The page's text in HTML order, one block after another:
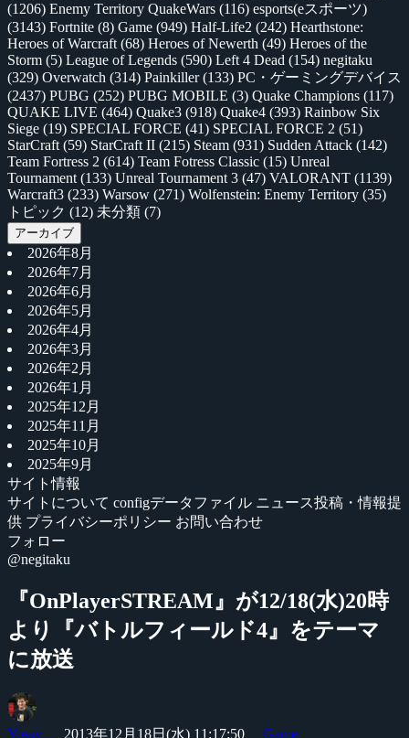
(1206) Enemy Territory QuakeWars (116) esports(eスポーツ)
(3143) Fortnite (8) Game (949) Half-Life2 (242) Hearthstone:
Heroes of Warcraft (68) Heroes of Newerth (49) Heroes of the
Storm (5) League of Legends (590) Left 4 Dead (154) negitaku
(329) Overwatch (314) Painkiller(133) PC・ゲーミングデバイス
(2437) PUBG (252) PUBG MOBILE (3) Quake Champions (117)
QUAKE LIVE (464) Quake3 (918) Quake4 (393) Rainbow Six
Siege (19) SPECIAL FORCE (41) SPECIAL FORCE 2 (51)
StarCraft (59) StarCraft II (215) Steam (931) Sudden Attack (142)
Team Fortress 2 (614) Team Fotress Classic (15) Unreal
Tournament (133) Unreal Tournament 3 (47) VALORANT (1139)
Warcraft3 (233) Warsow (271) Wolfenstein: Enemy Territory (35)
トピック (12) 未分類 (7)
アーカイブ
2026年8月
2026年7月
2026年6月
2026年5月
2026年4月
2026年3月
2026年2月
2026年1月
2025年12月
2025年11月
2025年10月
2025年9月
サイト情報
サイトについて configデータファイル ニュース投稿・情報提
供 プライバシーポリシー お問い合わせ
フォロー
@negitaku
『OnPlayerSTREAM』が12/18(水)20時
より『バトルフィールド4』をテーマ
に放送
Yossy 2013年12月18日(水) 11:17:50 Game